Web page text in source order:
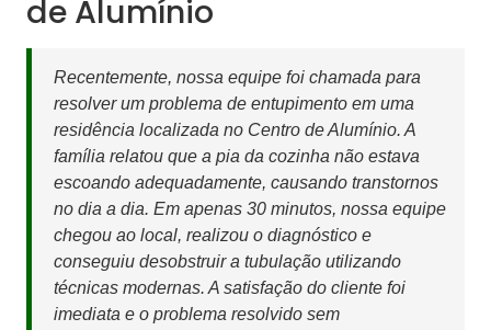
de Alumínio
Recentemente, nossa equipe foi chamada para
resolver um problema de entupimento em uma
residência localizada no Centro de Alumínio. A
família relatou que a pia da cozinha não estava
escoando adequadamente, causando transtornos
no dia a dia. Em apenas 30 minutos, nossa equipe
chegou ao local, realizou o diagnóstico e
conseguiu desobstruir a tubulação utilizando
técnicas modernas. A satisfação do cliente foi
imediata e o problema resolvido sem